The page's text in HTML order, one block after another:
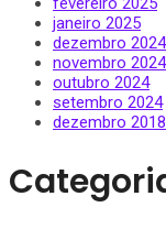
janeiro 2025
dezembro 2024
novembro 2024
outubro 2024
setembro 2024
dezembro 2018